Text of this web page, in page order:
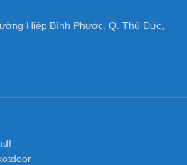
Hiệp Bình Phước, Q. Thủ Đức,